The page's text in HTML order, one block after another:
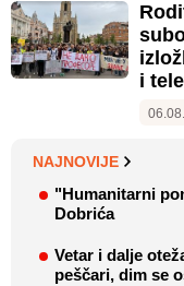
i
NAJNOVIJE
"Humanitarni
Dobrića
Vetar i dalje
peščari, dim se